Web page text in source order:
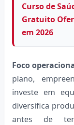
Curso de
Gratuito
em 2026
Foco
plano,
investe em
diversifica
antes de ter